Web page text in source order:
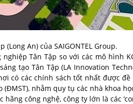
(Long An) của SAIGONTEL Group.
Tân Tập so với các mô hình
tạo Tân Tập (LA Innovation
có các chính sách tốt nhất được
nhằm quy tụ các nhà khoa
công nghệ, công ty lớn là các